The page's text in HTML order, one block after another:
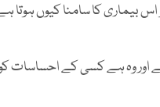
بیماری کا سامنا کیوں ہوتا
اور وہ ہے کسی کے احساسات